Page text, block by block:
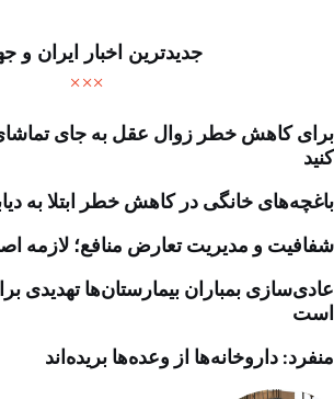
جدیدترین اخبار ایران و
برای کاهش خطر زوال عقل به جای
کنید
باغچه‌های خانگی در کاهش خطر ابتلا به
شفافیت و مدیریت تعارض منافع؛ لازمه
عادی‌سازی بمباران بیمارستان‌ها تهدیدی
است
منفرد: داروخانه‌ها از وعده‌ها بریده‌اند